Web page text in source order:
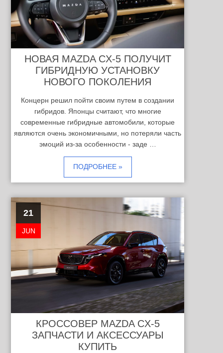
НОВАЯ MAZDA CX-5 ПОЛУЧИТ
ГИБРИДНУЮ УСТАНОВКУ
НОВОГО ПОКОЛЕНИЯ
Концерн решил пойти своим путем в создании
гибридов. Японцы считают, что многие
современные гибридные автомобили, которые
являются очень экономичными, но потеряли часть
эмоций из-за особенности - заде …
ПОДРОБНЕЕ »
21
JUN
КРОССОВЕР MAZDA CX-5
ЗАПЧАСТИ И АКСЕССУАРЫ
КУПИТЬ